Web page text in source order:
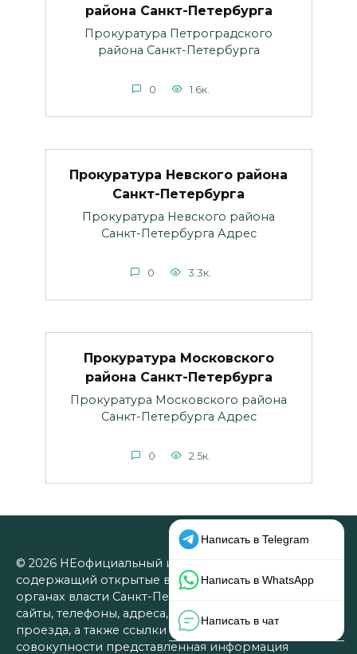
района Санкт-Петербурга
Прокуратура Петроградского
района Санкт-Петербурга
0 1.6к.
Прокуратура Невского района
Санкт-Петербурга
Прокуратура Невского района
Санкт-Петербурга Адрес
0 3.3к.
Прокуратура Московского
района Санкт-Петербурга
Прокуратура Московского района
Санкт-Петербурга Адрес
0 2.5к.
© 2026 НЕофициальный информационный сайт,
содержащий открытые выверенные данные об
органах власти Санкт-Петербурга: официальные
сайты, телефоны, адреса, графики работы, схемы
проезда, а также ссылки на юридические фирмы. В
совокупности представленная информация